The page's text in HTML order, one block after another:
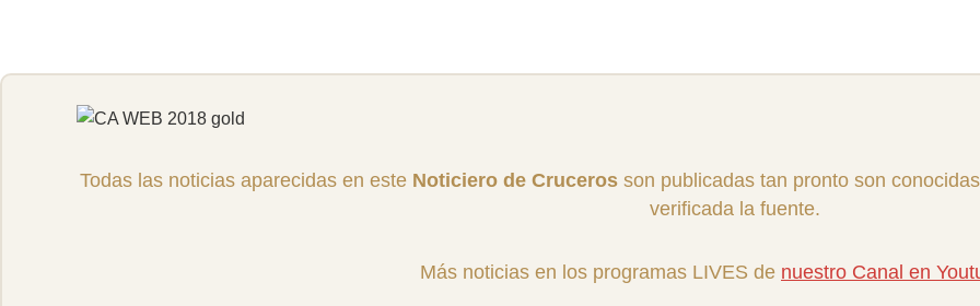
Todas las noticias aparecidas en este Noticiero de Crucerosson publicadas tan pronto son
verificada la fuente.
Más noticias en los programas LIVES de nuestro Canal en